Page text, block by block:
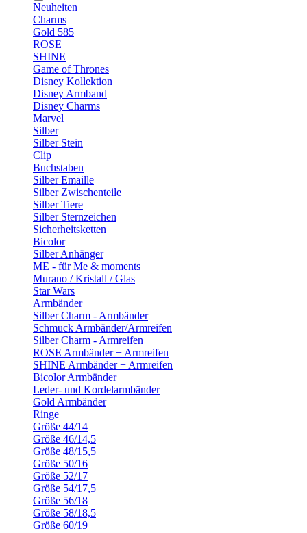
Neuheiten
Charms
Gold 585
ROSE
SHINE
Game of Thrones
Disney Kollektion
Disney Armband
Disney Charms
Marvel
Silber
Silber Stein
Clip
Buchstaben
Silber Emaille
Silber Zwischenteile
Silber Tiere
Silber Sternzeichen
Sicherheitsketten
Bicolor
Silber Anhänger
ME - für Me & moments
Murano / Kristall / Glas
Star Wars
Armbänder
Silber Charm - Armbänder
Schmuck Armbänder/Armreifen
Silber Charm - Armreifen
ROSE Armbänder + Armreifen
SHINE Armbänder + Armreifen
Bicolor Armbänder
Leder- und Kordelarmbänder
Gold Armbänder
Ringe
Größe 44/14
Größe 46/14,5
Größe 48/15,5
Größe 50/16
Größe 52/17
Größe 54/17,5
Größe 56/18
Größe 58/18,5
Größe 60/19